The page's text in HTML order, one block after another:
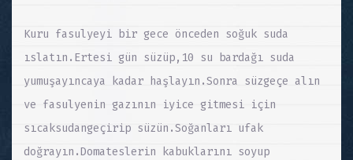
Kuru fasulyeyi bir gece önceden soğuk suda
ıslatın.Ertesi gün süzüp,10 su bardağı suda
yumuşayıncaya kadar haşlayın.Sonra süzgeçe alın
ve fasulyenin gazının iyice gitmesi için
sıcaksudangeçirip süzün.Soğanları ufak
doğrayın.Domateslerin kabuklarını soyup